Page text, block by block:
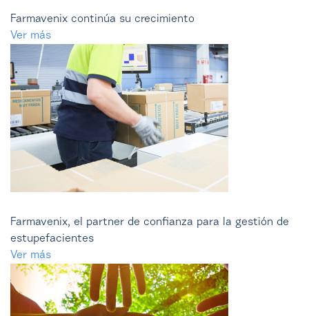
Farmavenix continúa su crecimiento
Ver más
Farmavenix, el partner de confianza para la gestión de
estupefacientes
Ver más